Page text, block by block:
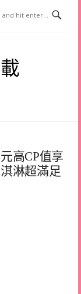
高CP值享
淋超滿足